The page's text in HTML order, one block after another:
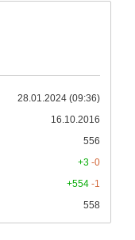
28.01.2024 (09:36)
16.10.2016
556
+3 -0
+554 -1
558